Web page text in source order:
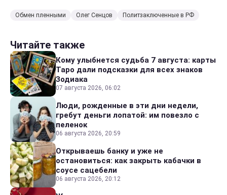
Обмен пленными Олег Сенцов Политзаключенные в РФ
Читайте также
Кому улыбнется судьба 7 августа: карты
Таро дали подсказки для всех знаков
Зодиака
07 августа 2026, 06:02
Люди, рожденные в эти дни недели,
гребут деньги лопатой: им повезло с
пеленок
06 августа 2026, 20:59
Открываешь банку и уже не
остановиться: как закрыть кабачки в
соусе сацебели
06 августа 2026, 20:12